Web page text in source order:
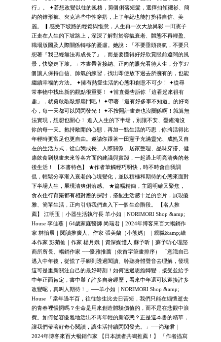
行」。 ✦若想改變以往的風格，剪個俐落短髮，選擇扣領襯衫、簡
約的錐形褲、夾克這些中性穿搭，上了年紀也能打扮得自信、美
麗。 ▎感受下坡路的輕鬆與愜意，人生再一次大放異彩 一田憲子
正走在人生的下坡路上，深深了解對於容貌衰老、體態不再輕盈、
職場版圖及人際關係轉移的憂慮。她說：「不要垂頭喪氣，不要只
想著『我已經無法再成長了』，而是要懂得好好欣賞眼前遼闊的風
景，快樂走下坡。」本書帶著接納、正向的眼光看待人生，分享37
個讓人保持自信、帥氣的練習，找出即使放下過去所擁有的，也能
繼續幸福的方法。 ✦擁有熱愛生活的心態和創意不可少！ ✦從尋
常事物中找出新的觀點很重要！ ✦當直覺告訴你「這看起來很有
趣」，就勇敢敲敲那扇門吧！ ✦帶著「還有好多事不知道」的好奇
心，每一天都可以閃閃發光！ ✦不按照計畫走也沒關係啊！就算無
法實現，想想也開心！ 進入人生的下半場，別讓不安、憂慮淹沒
你的每一天。抱持敞開的心態，再加一點生活的巧思，你將活得比
年輕時更富足也更自由。邀請你跟著一田憲子充滿靈光、成熟又自
在的生活方式，從自我成長、人際關係、居家整理、品味穿搭、健
康飲食到規畫未來等各方面的建議與實踐，一起過上明亮清爽的老
後生活！ 【本書特色】 ★作者筆觸輕巧明快，時不時會自我調
侃，輕鬆分享漸入衰老的心境變化，並以積極和期待的心態來面對
下半場人生，展現清爽俐落感。 ★篇幅精簡，主題明確又聚焦，
食衣住行育樂都有相對應的探討，搭配生活感十足的照片，展現優
雅、簡單生活，正向引領我們進入下一個生命階段。 【名人推
薦】 江明玉｜小器生活執行長 羊小如｜NORIMORI Shop &amp;
House 李佳燕｜64歲家庭醫師 尚瑞君｜2024年博客來百大暢銷作
家 林怡辰｜閱讀推廣人、作家 張美蘭（小熊媽）｜親職&amp;繪
本作家 彭菊仙｜作家 楊月娥｜資深媒體人 蘇予昕｜蘇予昕心理諮
商所所長、暢銷作家 ──優雅推薦（依首字筆畫排序） 「意識自己
邁入中年後，從慌了手腳到透過閱讀、聆聽身體聲音去理解，發現
這可是重新關注自己的最好時刻！如何透過思維轉變，接受並給予
中年正面肯定，書中舉了許多自身經歷，看來中年還可以迎接許多
改變呢，真叫人期待！」──羊小如｜NORIMORI Shop &amp;
House 「當年過半百，往往餘生比去日苦短，我們只能在緬懷逝去
的青春裡悵惘嗎？生命是用來創造體驗價值的，而不是在悲觀中浪
費。如何從容優雅地活出不再年輕的新姿態？正是這本書的精華，
讓我們帶著好奇心閱讀，讓生活持續閃閃發光。」──尚瑞君｜
2024年博客來百大暢銷作家 【日本讀者共鳴推薦！】 「作者描寫